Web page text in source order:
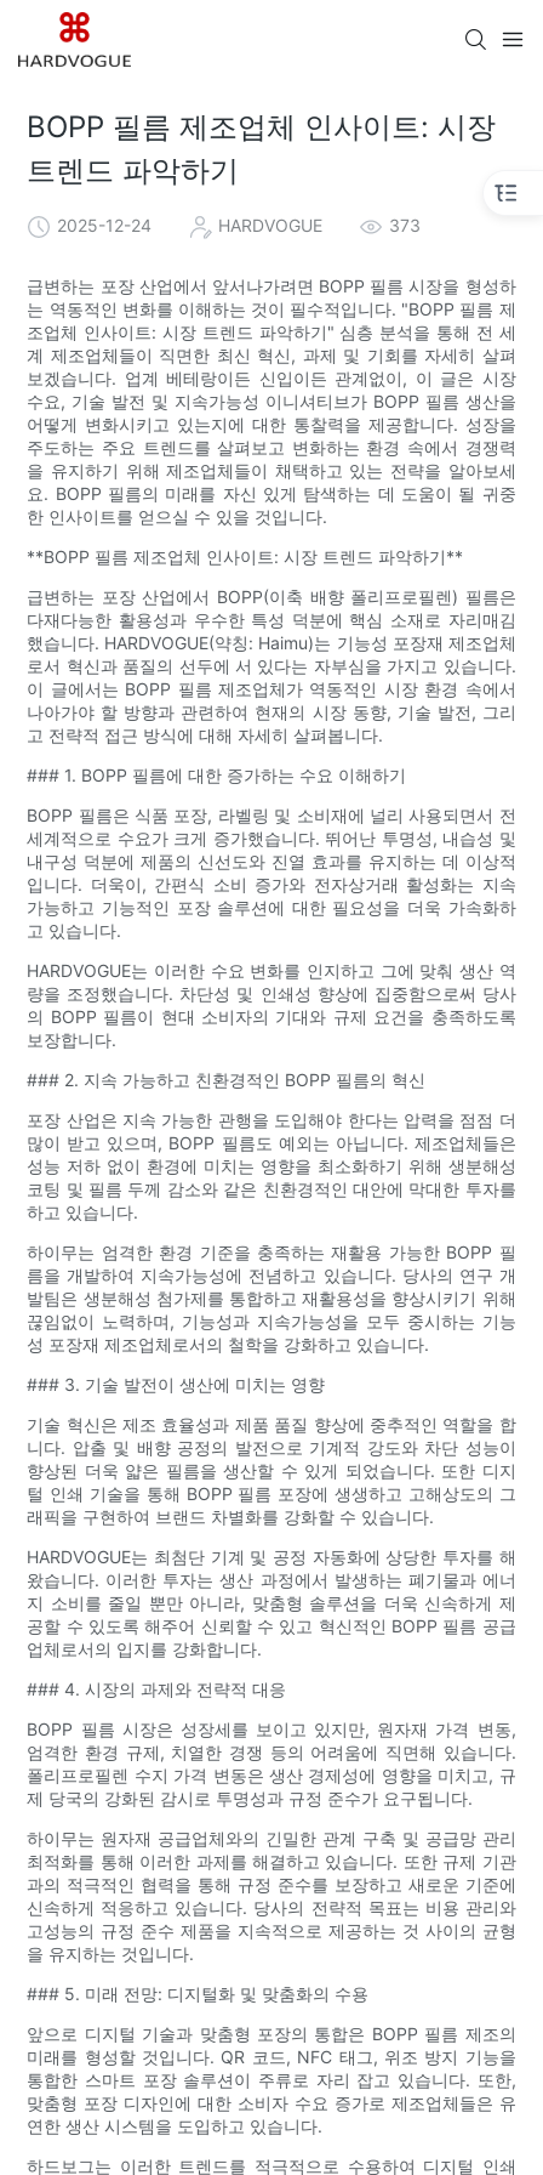
BOPP 필름 제조업체 인사이트: 시장
트렌드 파악하기
2025-12-24 HARDVOGUE 373
급변하는 포장 산업에서 앞서나가려면 BOPP 필름 시장을 형성하
는 역동적인 변화를 이해하는 것이 필수적입니다. "BOPP 필름 제
조업체 인사이트: 시장 트렌드 파악하기" 심층 분석을 통해 전 세
계 제조업체들이 직면한 최신 혁신, 과제 및 기회를 자세히 살펴
보겠습니다. 업계 베테랑이든 신입이든 관계없이, 이 글은 시장
수요, 기술 발전 및 지속가능성 이니셔티브가 BOPP 필름 생산을
어떻게 변화시키고 있는지에 대한 통찰력을 제공합니다. 성장을
주도하는 주요 트렌드를 살펴보고 변화하는 환경 속에서 경쟁력
을 유지하기 위해 제조업체들이 채택하고 있는 전략을 알아보세
요. BOPP 필름의 미래를 자신 있게 탐색하는 데 도움이 될 귀중
한 인사이트를 얻으실 수 있을 것입니다.
**BOPP 필름 제조업체 인사이트: 시장 트렌드 파악하기**
급변하는 포장 산업에서 BOPP(이축 배향 폴리프로필렌) 필름은
다재다능한 활용성과 우수한 특성 덕분에 핵심 소재로 자리매김
했습니다. HARDVOGUE(약칭: Haimu)는 기능성 포장재 제조업체
로서 혁신과 품질의 선두에 서 있다는 자부심을 가지고 있습니다.
이 글에서는 BOPP 필름 제조업체가 역동적인 시장 환경 속에서
나아가야 할 방향과 관련하여 현재의 시장 동향, 기술 발전, 그리
고 전략적 접근 방식에 대해 자세히 살펴봅니다.
### 1. BOPP 필름에 대한 증가하는 수요 이해하기
BOPP 필름은 식품 포장, 라벨링 및 소비재에 널리 사용되면서 전
세계적으로 수요가 크게 증가했습니다. 뛰어난 투명성, 내습성 및
내구성 덕분에 제품의 신선도와 진열 효과를 유지하는 데 이상적
입니다. 더욱이, 간편식 소비 증가와 전자상거래 활성화는 지속
가능하고 기능적인 포장 솔루션에 대한 필요성을 더욱 가속화하
고 있습니다.
HARDVOGUE는 이러한 수요 변화를 인지하고 그에 맞춰 생산 역
량을 조정했습니다. 차단성 및 인쇄성 향상에 집중함으로써 당사
의 BOPP 필름이 현대 소비자의 기대와 규제 요건을 충족하도록
보장합니다.
### 2. 지속 가능하고 친환경적인 BOPP 필름의 혁신
포장 산업은 지속 가능한 관행을 도입해야 한다는 압력을 점점 더
많이 받고 있으며, BOPP 필름도 예외는 아닙니다. 제조업체들은
성능 저하 없이 환경에 미치는 영향을 최소화하기 위해 생분해성
코팅 및 필름 두께 감소와 같은 친환경적인 대안에 막대한 투자를
하고 있습니다.
하이무는 엄격한 환경 기준을 충족하는 재활용 가능한 BOPP 필
름을 개발하여 지속가능성에 전념하고 있습니다. 당사의 연구 개
발팀은 생분해성 첨가제를 통합하고 재활용성을 향상시키기 위해
끊임없이 노력하며, 기능성과 지속가능성을 모두 중시하는 기능
성 포장재 제조업체로서의 철학을 강화하고 있습니다.
### 3. 기술 발전이 생산에 미치는 영향
기술 혁신은 제조 효율성과 제품 품질 향상에 중추적인 역할을 합
니다. 압출 및 배향 공정의 발전으로 기계적 강도와 차단 성능이
향상된 더욱 얇은 필름을 생산할 수 있게 되었습니다. 또한 디지
털 인쇄 기술을 통해 BOPP 필름 포장에 생생하고 고해상도의 그
래픽을 구현하여 브랜드 차별화를 강화할 수 있습니다.
HARDVOGUE는 최첨단 기계 및 공정 자동화에 상당한 투자를 해
왔습니다. 이러한 투자는 생산 과정에서 발생하는 폐기물과 에너
지 소비를 줄일 뿐만 아니라, 맞춤형 솔루션을 더욱 신속하게 제
공할 수 있도록 해주어 신뢰할 수 있고 혁신적인 BOPP 필름 공급
업체로서의 입지를 강화합니다.
### 4. 시장의 과제와 전략적 대응
BOPP 필름 시장은 성장세를 보이고 있지만, 원자재 가격 변동,
엄격한 환경 규제, 치열한 경쟁 등의 어려움에 직면해 있습니다.
폴리프로필렌 수지 가격 변동은 생산 경제성에 영향을 미치고, 규
제 당국의 강화된 감시로 투명성과 규정 준수가 요구됩니다.
하이무는 원자재 공급업체와의 긴밀한 관계 구축 및 공급망 관리
최적화를 통해 이러한 과제를 해결하고 있습니다. 또한 규제 기관
과의 적극적인 협력을 통해 규정 준수를 보장하고 새로운 기준에
신속하게 적응하고 있습니다. 당사의 전략적 목표는 비용 관리와
고성능의 규정 준수 제품을 지속적으로 제공하는 것 사이의 균형
을 유지하는 것입니다.
### 5. 미래 전망: 디지털화 및 맞춤화의 수용
앞으로 디지털 기술과 맞춤형 포장의 통합은 BOPP 필름 제조의
미래를 형성할 것입니다. QR 코드, NFC 태그, 위조 방지 기능을
통합한 스마트 포장 솔루션이 주류로 자리 잡고 있습니다. 또한,
맞춤형 포장 디자인에 대한 소비자 수요 증가로 제조업체들은 유
연한 생산 시스템을 도입하고 있습니다.
하드보그는 이러한 트렌드를 적극적으로 수용하여 디지털 인쇄